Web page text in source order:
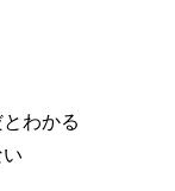
わかる